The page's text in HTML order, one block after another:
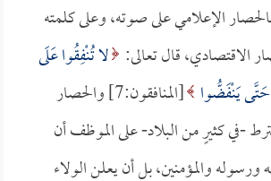
الإعلامي على صوته، وعلى كلمته
الاقتصادي، قال تعالى: لا تُنْفِقُوا عَلَى
يَنْفَضُّوا
[المنافقون:7] والحصار
-في كثيرٍ من البلاد- على الموظف أن
ورسوله والمؤمنين، بل أن يعلن الولاء